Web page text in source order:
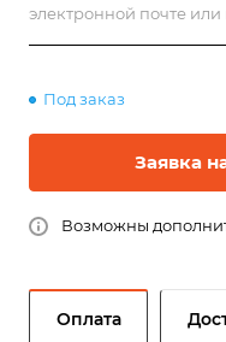
электронной почте
Под заказ
Заявка
Возможны
Оплата